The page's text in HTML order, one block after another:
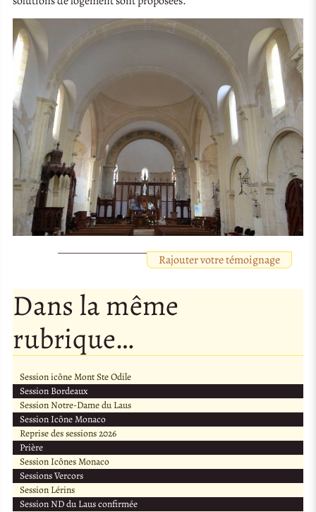
Rajouter votre témoignage
Dans la même
rubrique…
Session icône Mont Ste Odile
Session Bordeaux
Session Notre-Dame du Laus
Session Icône Monaco
Reprise des sessions 2026
Prière
Session Icônes Monaco
Sessions Vercors
Session Lérins
Session ND du Laus confirmée